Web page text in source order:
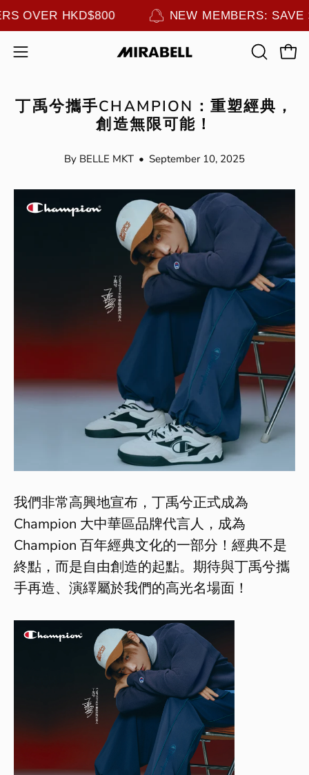
Skip
OVER HKD$800 NEW MEMBERS:
Open
menu
OPEN
丁禹兮攜手CHAMPION：重塑經典，
創造無限可能！
By BELLE MKT September 10, 2025
我們非常高興地宣布，丁禹兮正式成為
Champion 大中華區品牌代言人，成為
Champion 百年經典文化的一部分！經典不是
終點，而是自由創造的起點。期待與丁禹兮攜
手再造、演繹屬於我們的高光名場面！